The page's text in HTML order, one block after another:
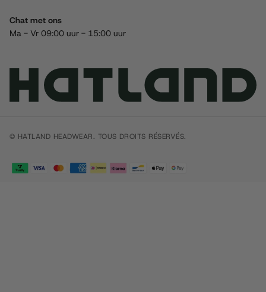
Chat met ons
Ma - Vr 09:00 uur - 15:00 uur
© HATLAND HEADWEAR. TOUS DROITS RÉSERVÉS.